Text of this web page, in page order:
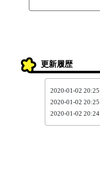
更新履歴
2020-01-02
2020-01-02
2020-01-02